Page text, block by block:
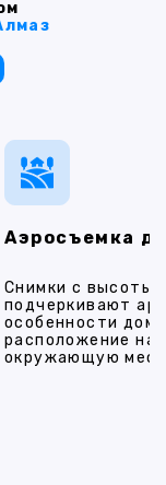
Аэросъемка
Снимки с высоты
подчеркивают
особенности
расположение на
окружающую